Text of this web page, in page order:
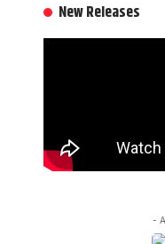
New Releases
-